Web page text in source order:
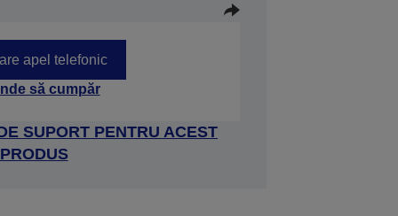
apel telefonic
să cumpăr
SUPORT PENTRU ACEST
PRODUS